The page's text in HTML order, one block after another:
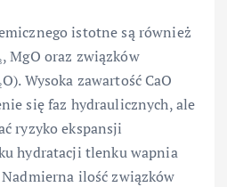
istotne są również
MgO oraz związków
Wysoka zawartość CaO
się faz hydraulicznych, ale
ryzyko ekspansji
hydratacji tlenku wapnia
ilość związków